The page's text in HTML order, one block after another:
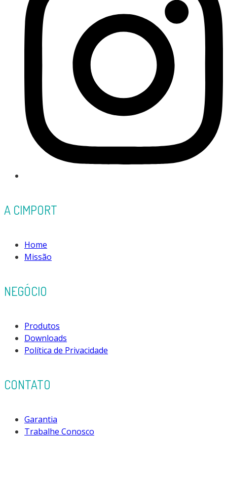
A CIMPORT
Home
Missão
NEGÓCIO
Produtos
Downloads
Política de Privacidade
CONTATO
Garantia
Trabalhe Conosco